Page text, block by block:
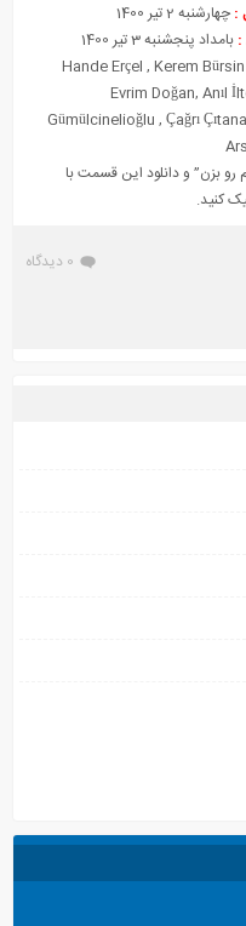
: چهارشنبه 2 تیر 1400
: بامداد پنجشنبه 3 تیر 1400
Hande Erçel , Kerem Bürsin
Evrim Doğan, Anıl
Gümülcinelioğlu , Çağrı
و فراگمان قسمت 43 “تو درم رو بزن” و دانلود این قسمت با
کنید.
0 دیدگاه